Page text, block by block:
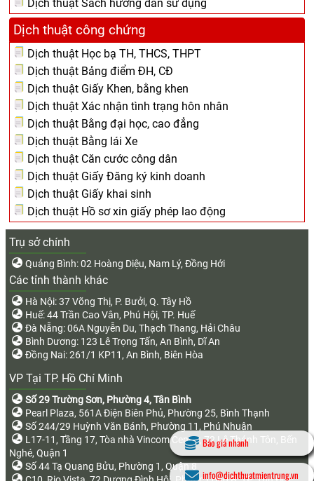
Dịch thuật Sách hướng dẫn sử dụng
Dịch thuật công chứng
Dịch thuật Học bạ TH, THCS, THPT
Dịch thuật Bảng điểm ĐH, CĐ
Dịch thuật Giấy Khen, bằng khen
Dịch thuật Xác nhận tình trạng hôn nhân
Dịch thuật Bằng đại học, cao đẳng
Dịch thuật Bằng lái Xe
Dịch thuật Căn cước công dân
Dịch thuật Giấy Đăng ký kinh doanh
Dịch thuật Giấy khai sinh
Dịch thuật Hồ sơ xin giấy phép lao động
Trụ sở chính
Quảng Bình: 02 Hoàng Diệu, Nam Lý, Đồng Hới
Các tỉnh thành khác
Hà Nội: 37 Võng Thị, P. Bưởi, Q. Tây Hồ
Huế: 44 Trần Cao Vân, Phú Hội, TP. Huế
Đà Nẵng: 06A Nguyễn Du, Thạch Thang, Hải Châu
Bình Dương: 123 Lê Trọng Tấn, An Bình, Dĩ An
Đồng Nai: 261/1 KP11, An Bình, Biên Hòa
VP Tại TP. Hồ Chí Minh
Số 29 Trường Sơn, Phường 4, Tân Bình
Pearl Plaza, 561A Điện Biên Phủ, Phường 25, Bình Thạnh
Số 244/29 Huỳnh Văn Bánh, Phường 11, Phú Nhuận
L17-11, Tầng 17, Tòa nhà Vincom Center, 72 Lê Thánh Tôn, Bến
Nghé, Quận 1
Số 44 Tạ Quang Bửu, Phường 1, Quận 8
Báo giá nhanh
info@dichthuatmientrung.vn